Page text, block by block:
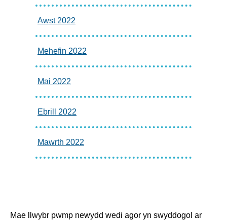
Mae llwybr pwmp newydd wedi agor yn swyddogol ar
Awst 2022
Mehefin 2022
Mai 2022
Ebrill 2022
Mawrth 2022